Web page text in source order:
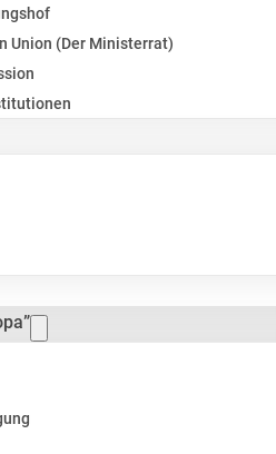
Union (Der Ministerrat)